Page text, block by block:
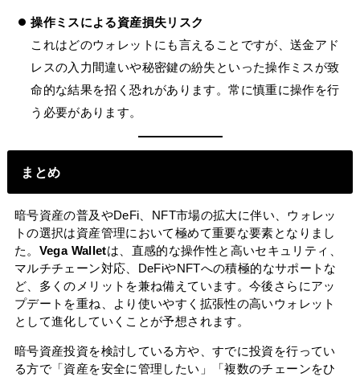
操作ミスによる資産損失リスク
これはどのウォレットにも言えることですが、送金アド
レスの入力間違いや秘密鍵の紛失といった操作ミスが致
命的な結果を招く恐れがあります。常に慎重に操作を行
う必要があります。
まとめ
暗号資産の普及やDeFi、NFT市場の拡大に伴い、ウォレッ
トの選択は資産管理において極めて重要な要素となりまし
た。 Vega Walletは、直感的な操作性と高いセキュリティ、
マルチチェーン対応、DeFiやNFTへの積極的なサポートな
ど、多くのメリットを兼ね備えています。今後さらにアッ
プデートを重ね、より使いやすく拡張性の高いウォレット
として進化していくことが予想されます。
暗号資産投資を検討している方や、すでに投資を行ってい
る方で「資産を安全に管理したい」「複数のチェーンをひ